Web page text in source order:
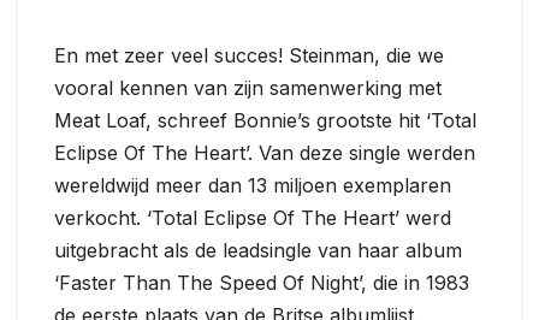
En met zeer veel succes! Steinman, die we
vooral kennen van zijn samenwerking met
Meat Loaf, schreef Bonnie’s grootste hit ‘Total
Eclipse Of The Heart’. Van deze single werden
wereldwijd meer dan 13 miljoen exemplaren
verkocht. ‘Total Eclipse Of The Heart’ werd
uitgebracht als de leadsingle van haar album
‘Faster Than The Speed Of Night’, die in 1983
de eerste plaats van de Britse albumlijst